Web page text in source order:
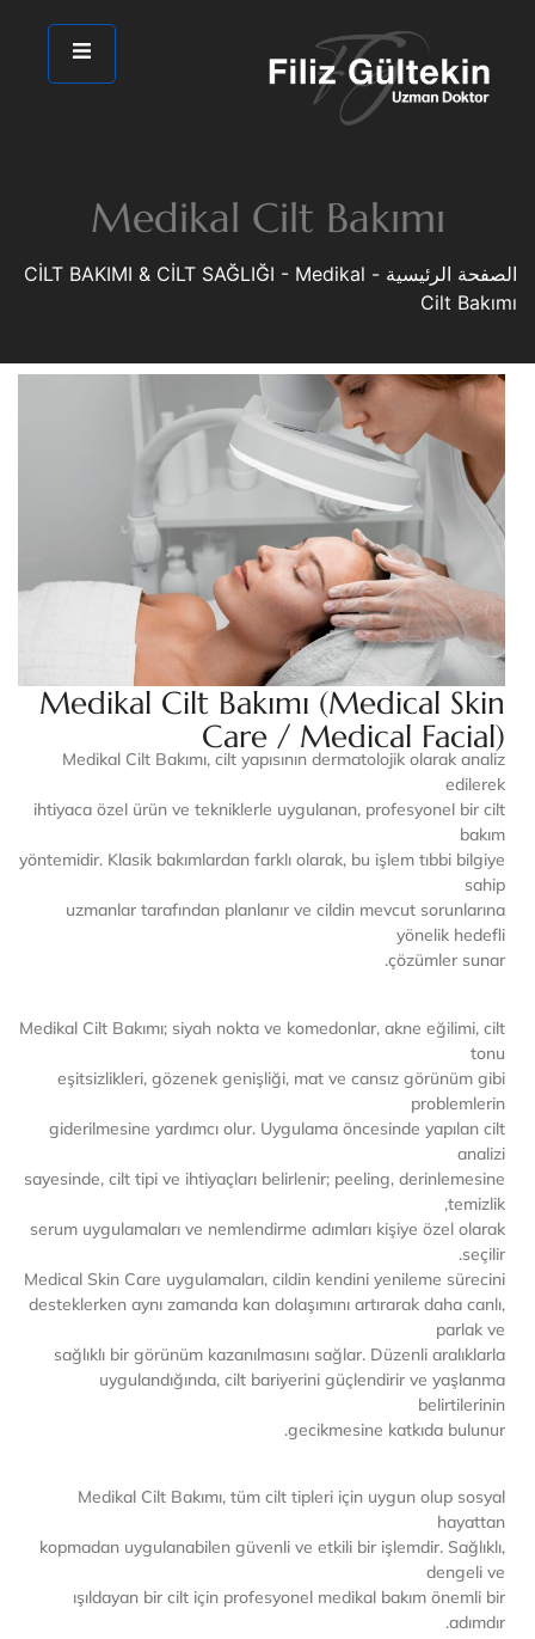
Medikal Cilt Bakımı
الصفحة الرئيسية -
CİLT BAKIMI & CİLT SAĞLIĞI - Medikal
Cilt Bakımı
Medikal Cilt Bakımı (Medical Skin
Care / Medical Facial)
Medikal Cilt Bakımı, cilt yapısının dermatolojik olarak analiz
edilerek
ihtiyaca özel ürün ve tekniklerle uygulanan, profesyonel bir cilt
bakım
yöntemidir. Klasik bakımlardan farklı olarak, bu işlem tıbbi bilgiye
sahip
uzmanlar tarafından planlanır ve cildin mevcut sorunlarına
yönelik hedefli
çözümler sunar.
Medikal Cilt Bakımı; siyah nokta ve komedonlar, akne eğilimi, cilt
tonu
eşitsizlikleri, gözenek genişliği, mat ve cansız görünüm gibi
problemlerin
giderilmesine yardımcı olur. Uygulama öncesinde yapılan cilt
analizi
sayesinde, cilt tipi ve ihtiyaçları belirlenir; peeling, derinlemesine
temizlik,
serum uygulamaları ve nemlendirme adımları kişiye özel olarak
seçilir.
Medical Skin Care uygulamaları, cildin kendini yenileme sürecini
desteklerken aynı zamanda kan dolaşımını artırarak daha canlı,
parlak ve
sağlıklı bir görünüm kazanılmasını sağlar. Düzenli aralıklarla
uygulandığında, cilt bariyerini güçlendirir ve yaşlanma
belirtilerinin
gecikmesine katkıda bulunur.
Medikal Cilt Bakımı, tüm cilt tipleri için uygun olup sosyal
hayattan
kopmadan uygulanabilen güvenli ve etkili bir işlemdir. Sağlıklı,
dengeli ve
ışıldayan bir cilt için profesyonel medikal bakım önemli bir
adımdır.